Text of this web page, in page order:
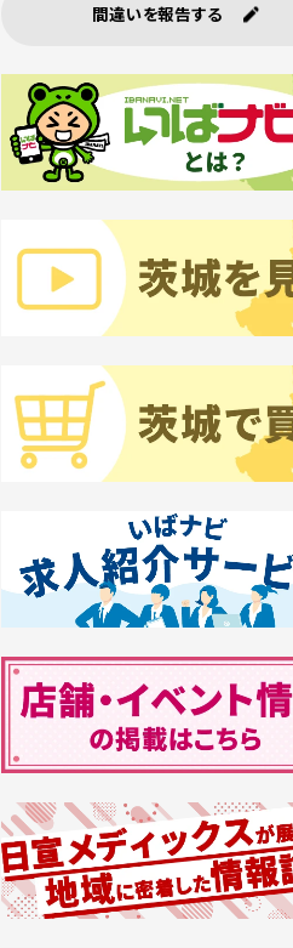
間違いを報告する